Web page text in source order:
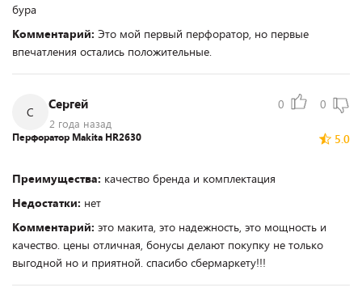
бура
Комментарий: Это мой первый перфоратор, но первые
впечатления остались положительные.
С
Сергей
2 года назад
0 0
5.0
Перфоратор Makita HR2630
Преимущества: качество бренда и комплектация
Недостатки: нет
Комментарий: это макита, это надежность, это мощность и
качество. цены отличная, бонусы делают покупку не только
выгодной но и приятной. спасибо сбермаркету!!!